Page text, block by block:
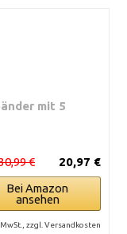
mit 5
20,97 €
€
Bei Amazon
ansehen
zzgl. Versandkosten